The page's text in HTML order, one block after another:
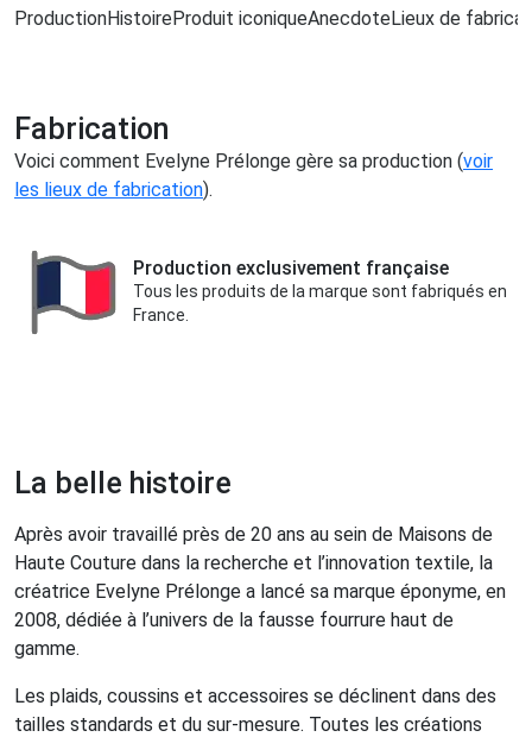
ProductionHistoireProduit iconiqueAnecdoteLieux de
Fabrication
Voici comment Evelyne Prélonge gère sa production (voir
les lieux de fabrication).
Production exclusivement française
Tous les produits de la marque sont fabriqués en
France.
La belle histoire
Après avoir travaillé près de 20 ans au sein de Maisons de
Haute Couture dans la recherche et l’innovation textile, la
créatrice Evelyne Prélonge a lancé sa marque éponyme, en
2008, dédiée à l’univers de la fausse fourrure haut de
gamme.
Les plaids, coussins et accessoires se déclinent dans des
tailles standards et du sur-mesure. Toutes les créations